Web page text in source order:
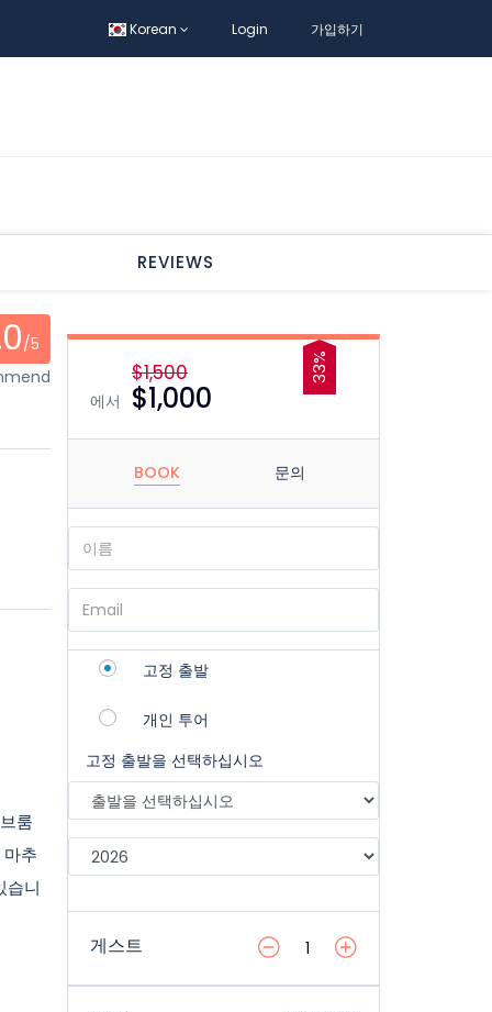
Korean Login 가입하기
REVIEWS
/5
룸
추
습니
33%
에서
$1,500
$1,000
BOOK 문의
고정 출발
개인 투어
고정 출발을 선택하십시오
게스트